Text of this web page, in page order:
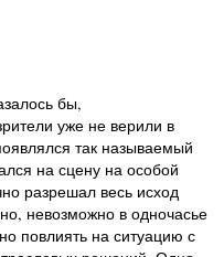
бы,
уже не верили в
так называемый
на сцену на особой
разрешал весь исход
невозможно в одночасье
повлиять на ситуацию с